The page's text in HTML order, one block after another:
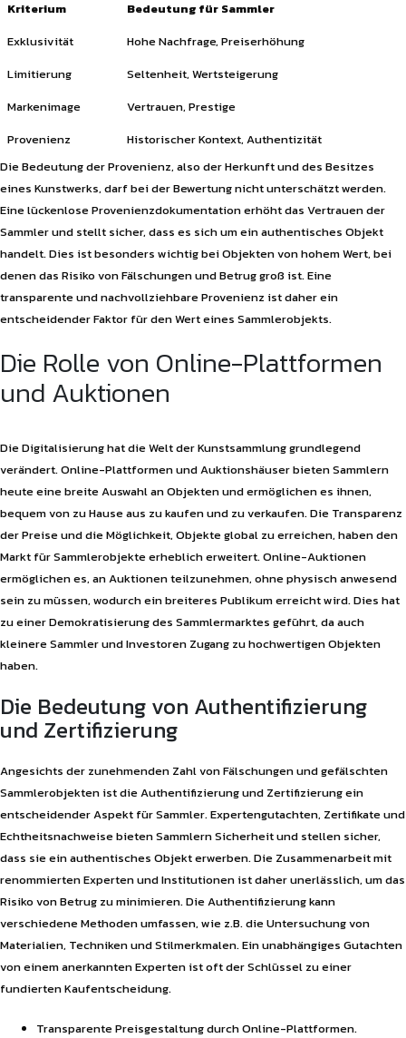
Kriterium
Bedeutung für Sammler
Exklusivität
Hohe Nachfrage, Preiserhöhung
Limitierung
Seltenheit, Wertsteigerung
Markenimage
Vertrauen, Prestige
Provenienz
Historischer Kontext, Authentizität
Die Bedeutung der Provenienz, also der Herkunft und des Besitzes
eines Kunstwerks, darf bei der Bewertung nicht unterschätzt werden.
Eine lückenlose Provenienzdokumentation erhöht das Vertrauen der
Sammler und stellt sicher, dass es sich um ein authentisches Objekt
handelt. Dies ist besonders wichtig bei Objekten von hohem Wert, bei
denen das Risiko von Fälschungen und Betrug groß ist. Eine
transparente und nachvollziehbare Provenienz ist daher ein
entscheidender Faktor für den Wert eines Sammlerobjekts.
Die Rolle von Online-Plattformen
und Auktionen
Die Digitalisierung hat die Welt der Kunstsammlung grundlegend
verändert. Online-Plattformen und Auktionshäuser bieten Sammlern
heute eine breite Auswahl an Objekten und ermöglichen es ihnen,
bequem von zu Hause aus zu kaufen und zu verkaufen. Die Transparenz
der Preise und die Möglichkeit, Objekte global zu erreichen, haben den
Markt für Sammlerobjekte erheblich erweitert. Online-Auktionen
ermöglichen es, an Auktionen teilzunehmen, ohne physisch anwesend
sein zu müssen, wodurch ein breiteres Publikum erreicht wird. Dies hat
zu einer Demokratisierung des Sammlermarktes geführt, da auch
kleinere Sammler und Investoren Zugang zu hochwertigen Objekten
haben.
Die Bedeutung von Authentifizierung
und Zertifizierung
Angesichts der zunehmenden Zahl von Fälschungen und gefälschten
Sammlerobjekten ist die Authentifizierung und Zertifizierung ein
entscheidender Aspekt für Sammler. Expertengutachten, Zertifikate und
Echtheitsnachweise bieten Sammlern Sicherheit und stellen sicher,
dass sie ein authentisches Objekt erwerben. Die Zusammenarbeit mit
renommierten Experten und Institutionen ist daher unerlässlich, um das
Risiko von Betrug zu minimieren. Die Authentifizierung kann
verschiedene Methoden umfassen, wie z.B. die Untersuchung von
Materialien, Techniken und Stilmerkmalen. Ein unabhängiges Gutachten
von einem anerkannten Experten ist oft der Schlüssel zu einer
fundierten Kaufentscheidung.
Transparente Preisgestaltung durch Online-Plattformen.